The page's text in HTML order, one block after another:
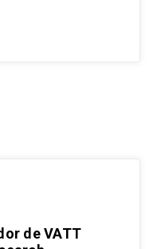
de VATT